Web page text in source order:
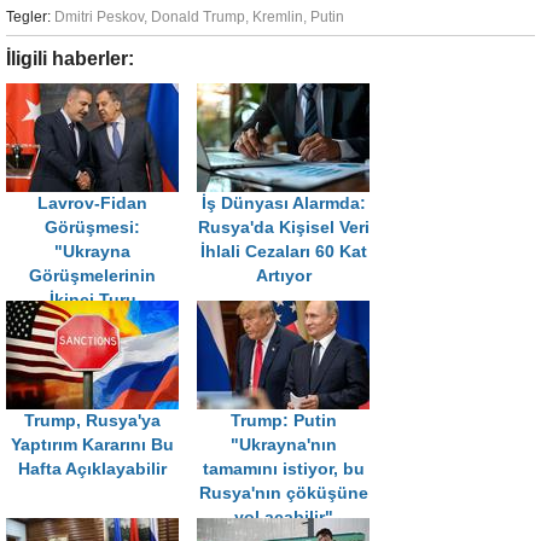
Tegler: Dmitri Peskov, Donald Trump, Kremlin, Putin
İligili haberler:
Lavrov-Fidan
Görüşmesi:
"Ukrayna
Görüşmelerinin
İkinci Turu
İstanbul'da
Yapılabilir"
İş Dünyası Alarmda:
Rusya'da Kişisel Veri
İhlali Cezaları 60 Kat
Artıyor
Trump, Rusya'ya
Yaptırım Kararını Bu
Hafta Açıklayabilir
Trump: Putin
"Ukrayna'nın
tamamını istiyor, bu
Rusya'nın çöküşüne
yol açabilir"